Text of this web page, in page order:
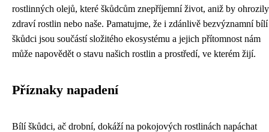
rostlinných olejů, které škůdcům znepříjemní život, aniž by ohrozily
zdraví rostlin nebo naše. Pamatujme, že i zdánlivě bezvýznamní bílí
škůdci jsou součástí složitého ekosystému a jejich přítomnost nám
může napovědět o stavu našich rostlin a prostředí, ve kterém žijí.
Příznaky napadení
Bílí škůdci, ač drobní, dokáží na pokojových rostlinách napáchat